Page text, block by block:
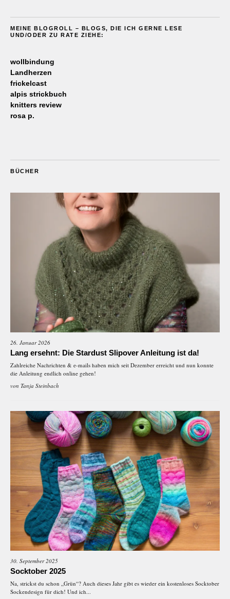
MEINE BLOGROLL – BLOGS, DIE ICH GERNE LESE
UND/ODER ZU RATE ZIEHE:
wollbindung
Landherzen
frickelcast
alpis strickbuch
knitters review
rosa p.
BÜCHER
26. Januar 2026
Lang ersehnt: Die Stardust Slipover Anleitung ist da!
Zahlreiche Nachrichten & e-mails haben mich seit Dezember erreicht und nun konnte
die Anleitung endlich online gehen!
von Tanja Steinbach
30. September 2025
Socktober 2025
Na, strickst du schon „Grün“? Auch dieses Jahr gibt es wieder ein kostenloses Socktober
Sockendesign für dich! Und ich...